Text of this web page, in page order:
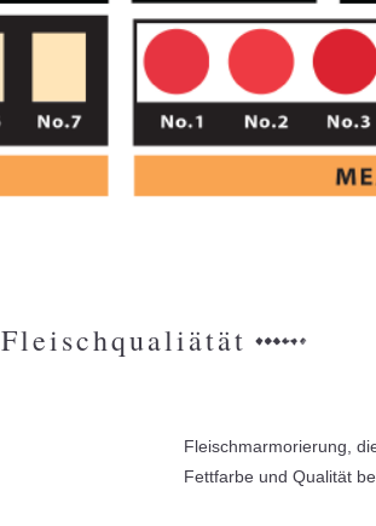
Fleischqualiätät
Fleischmarmorierung,
Fettfarbe und Qualität